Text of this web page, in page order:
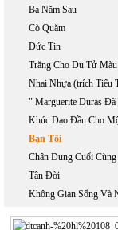
Ba Năm Sau
Cò Quăm
Đức Tin
Trăng Cho Du Tử
Nhai Nhựa (trích Tiểu
" Marguerite Duras
Khúc Dạo Đầu Cho
Bạn Tôi
Chân Dung Cuối Cùng
Tận Đời
Không Gian Sống Và